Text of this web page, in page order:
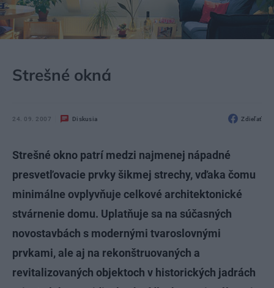
Strešné okná
24. 09. 2007 Diskusia Zdieľať
Strešné okno patrí medzi najmenej nápadné
presvetľovacie prvky šikmej strechy, vďaka čomu
minimálne ovplyvňuje celkové architektonické
stvárnenie domu. Uplatňuje sa na súčasných
novostavbách s modernými tvaroslovnými
prvkami, ale aj na rekonštruovaných a
revitalizovaných objektoch v historických jadrách